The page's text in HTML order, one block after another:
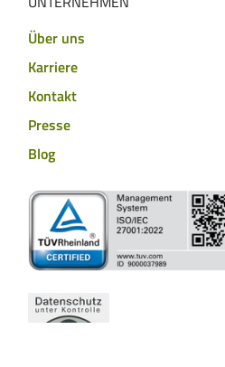
Über uns
Karriere
Kontakt
Presse
Blog